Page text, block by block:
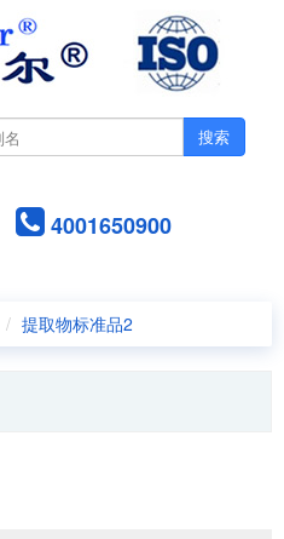
搜索
4001650900
提取物标准品2